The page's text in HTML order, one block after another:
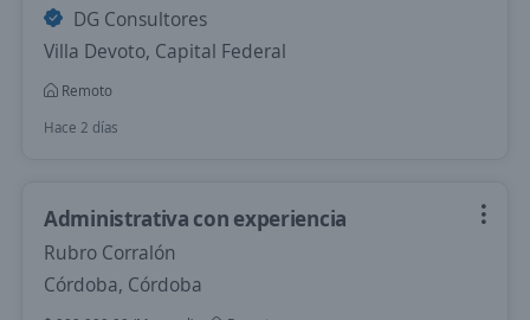
DG Consultores
Villa Devoto, Capital Federal
Remoto
Hace 2 días
Administrativa con experiencia
Rubro Corralón
Córdoba, Córdoba